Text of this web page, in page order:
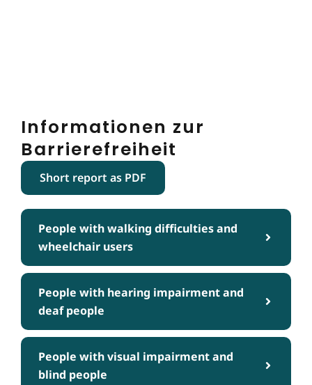
Informationen zur
Barrierefreiheit
Short report as PDF
People with walking difficulties and
wheelchair users
People with hearing impairment and
deaf people
People with visual impairment and
blind people